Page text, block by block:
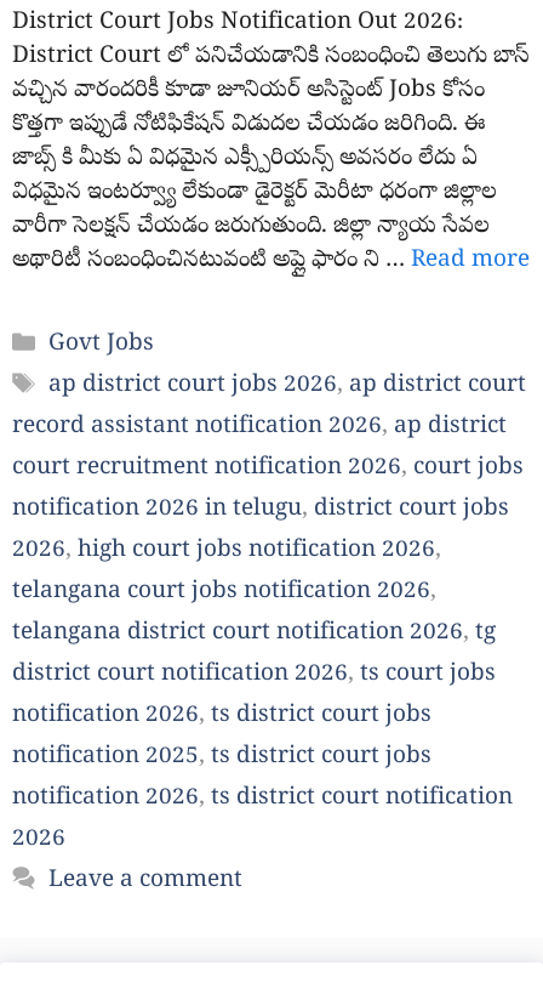
District Court Jobs Notification Out 2026:
District Court లో పనిచేయడానికి సంబంధించి తెలుగు బాస్
వచ్చిన వారందరికీ కూడా జూనియర్ అసిస్టెంట్ Jobs కోసం
కొత్తగా ఇప్పుడే నోటిఫికేషన్ విడుదల చేయడం జరిగింది. ఈ
జాబ్స్ కి మీకు ఏ విధమైన ఎక్స్పీరియన్స్ అవసరం లేదు ఏ
విధమైన ఇంటర్వ్యూ లేకుండా డైరెక్టర్ మెరీటా ధరంగా జిల్లాల
వారీగా సెలక్షన్ చేయడం జరుగుతుంది. జిల్లా న్యాయ సేవల
అథారిటీ సంబంధించినటువంటి అప్లై ఫారం ని … Read more
Categories
Govt Jobs
Tags
ap district court jobs 2026, ap district court
record assistant notification 2026, ap district
court recruitment notification 2026, court jobs
notification 2026 in telugu, district court jobs
2026, high court jobs notification 2026,
telangana court jobs notification 2026,
telangana district court notification 2026, tg
district court notification 2026, ts court jobs
notification 2026, ts district court jobs
notification 2025, ts district court jobs
notification 2026, ts district court notification
2026
Leave a comment